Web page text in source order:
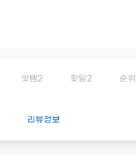
잇템2 핫딜2 순
리뷰정보